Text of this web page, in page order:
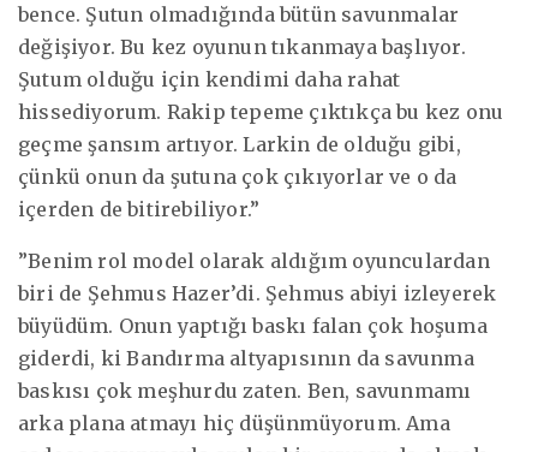
bence. Şutun olmadığında bütün savunmalar
değişiyor. Bu kez oyunun tıkanmaya başlıyor.
Şutum olduğu için kendimi daha rahat
hissediyorum. Rakip tepeme çıktıkça bu kez onu
geçme şansım artıyor. Larkin de olduğu gibi,
çünkü onun da şutuna çok çıkıyorlar ve o da
içerden de bitirebiliyor.”
”Benim rol model olarak aldığım oyunculardan
biri de Şehmus Hazer’di. Şehmus abiyi izleyerek
büyüdüm. Onun yaptığı baskı falan çok hoşuma
giderdi, ki Bandırma altyapısının da savunma
baskısı çok meşhurdu zaten. Ben, savunmamı
arka plana atmayı hiç düşünmüyorum. Ama